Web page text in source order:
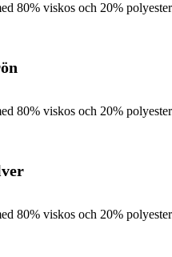
80% viskos och 20%
80% viskos och 20%
80% viskos och 20%